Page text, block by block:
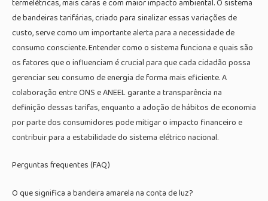
termelétricas, mais caras e com maior impacto ambiental. O sistema
de bandeiras tarifárias, criado para sinalizar essas variações de
custo, serve como um importante alerta para a necessidade de
consumo consciente. Entender como o sistema funciona e quais são
os fatores que o influenciam é crucial para que cada cidadão possa
gerenciar seu consumo de energia de forma mais eficiente. A
colaboração entre ONS e ANEEL garante a transparência na
definição dessas tarifas, enquanto a adoção de hábitos de economia
por parte dos consumidores pode mitigar o impacto financeiro e
contribuir para a estabilidade do sistema elétrico nacional.
Perguntas frequentes (FAQ)
O que significa a bandeira amarela na conta de luz?